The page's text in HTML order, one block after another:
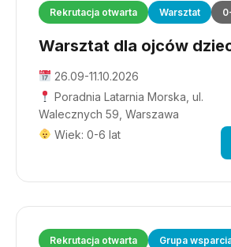
Rekrutacja otwarta Warsztat
Warsztat dla ojców
26.09-11.10.2026
Poradnia Latarnia Morska, ul.
Walecznych 59, Warszawa
Wiek: 0-6 lat
Rekrutacja otwarta
Grupa